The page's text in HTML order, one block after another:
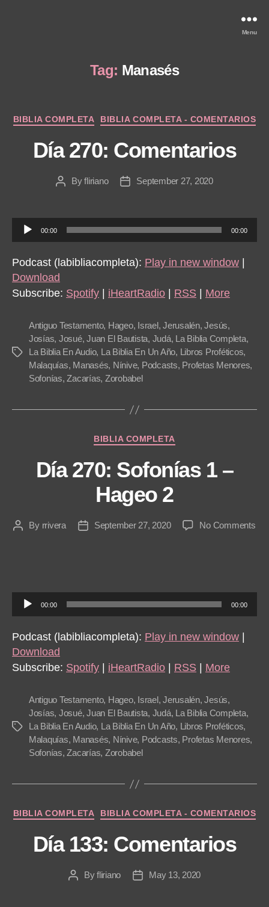
Menu
Tag: Manasés
Categories
BIBLIA COMPLETA BIBLIA COMPLETA - COMENTARIOS
Día 270: Comentarios
PostByfliriano
PostSeptember 27, 2020
u
d
i
o
y
00:00 00:00
Podcast (labibliacompleta): Play in new window
Download
Subscribe: Spotify iHeartRadio RSS More
Tags
Antiguo Testamento, Hageo, Israel,Jerusalén,Jesús,
Josías, Josué,Juan El Bautista, Judá, La Biblia Completa,
La Biblia En Audio, La Biblia En Un Año, Libros Proféticos,
Malaquías, Manasés, Nínive, Podcasts, Profetas Menores,
Sofonías,Zacarías, Zorobabel
Categories
BIBLIA COMPLETA
Día 270: Sofonías 1 –
Hageo 2
PostBy rrivera
PostSeptember 27, 2020 No Commentson
–
2
u
d
i
o
y
00:00 00:00
Podcast (labibliacompleta): Play in new window
Download
Subscribe: Spotify iHeartRadio RSS More
Tags
Antiguo Testamento, Hageo, Israel,Jerusalén,Jesús,
Josías, Josué,Juan El Bautista, Judá, La Biblia Completa,
La Biblia En Audio, La Biblia En Un Año, Libros Proféticos,
Malaquías, Manasés, Nínive, Podcasts, Profetas Menores,
Sofonías,Zacarías, Zorobabel
Categories
BIBLIA COMPLETA BIBLIA COMPLETA - COMENTARIOS
Día 133: Comentarios
PostByfliriano
PostMay 13, 2020